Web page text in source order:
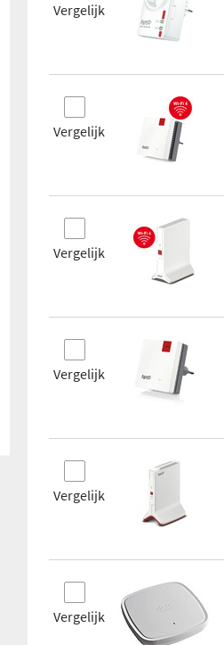
Vergelijk
Vergelijk
Vergelijk
Vergelijk
Vergelijk
Vergelijk